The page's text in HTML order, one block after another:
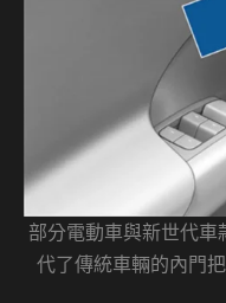
部分電動車與新世代
代了傳統車輛的內門